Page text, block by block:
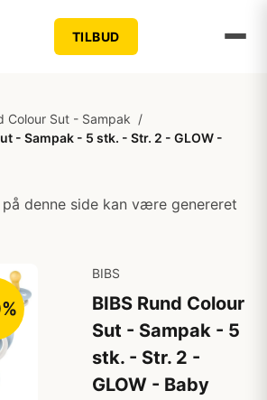
TILBUD
Colour Sut - Sampak /
- Sampak - 5 stk. - Str. 2 - GLOW -
denne side kan være genereret
BIBS
BIBS Rund Colour
Sut - Sampak - 5
stk. - Str. 2 -
GLOW - Baby